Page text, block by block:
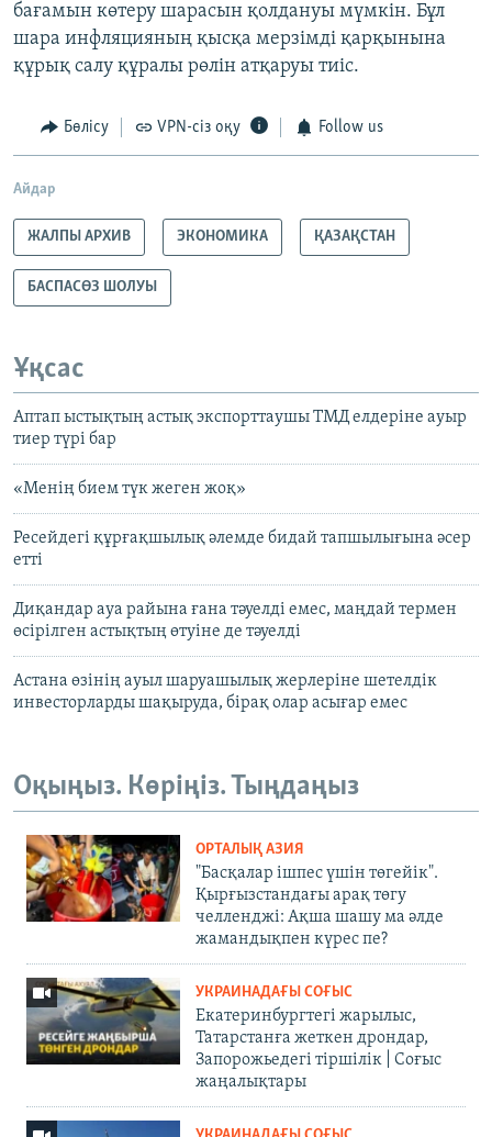
бағамын көтеру шарасын қолдануы мүмкін. Бұл
шара инфляцияның қысқа мерзімді қарқынына
құрық салу құралы рөлін атқаруы тиіс.
Бөлісу VPN-сіз оқу Follow us
Айдар
ЖАЛПЫ АРХИВ ЭКОНОМИКА ҚАЗАҚСТАН
БАСПАСӨЗ ШОЛУЫ
Ұқсас
Аптап ыстықтың астық экспорттаушы ТМД елдеріне ауыр
тиер түрі бар
«Менің бием түк жеген жоқ»
Ресейдегі құрғақшылық әлемде бидай тапшылығына әсер
етті
Диқандар ауа райына ғана тәуелді емес, маңдай термен
өсірілген астықтың өтуіне де тәуелді
Астана өзінің ауыл шаруашылық жерлеріне шетелдік
инвесторларды шақыруда, бірақ олар асығар емес
Оқыңыз. Көріңіз. Тыңдаңыз
ОРТАЛЫҚ АЗИЯ
"Басқалар ішпес үшін төгейік".
Қырғызстандағы арақ төгу
челленджі: Ақша шашу ма әлде
жамандықпен күрес пе?
УКРАИНАДАҒЫ СОҒЫС
Екатеринбургтегі жарылыс,
Татарстанға жеткен дрондар,
Запорожьедегі тіршілік | Cоғыс
жаңалықтары